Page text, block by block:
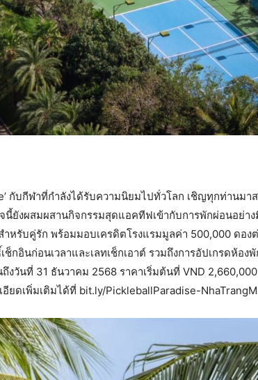
กับกีฬาที่กำลังได้รับความนิยมไปทั่วโลก เชิญทุกท่านมา
นี้ยังผสมผสานกิจกรรมสุดแอคทีฟเข้ากับการพักผ่อนอย่า
รับคู่รัก พร้อมมอบเครดิตโรงแรมมูลค่า 500,000 ดองต่
กอินก่อนเวลาและเลทเช็กเอาต์ รวมถึงการอัปเกรดห้อง
ถึงวันที่ 31 ธันวาคม 2568 ราคาเริ่มต้นที่ VND
ยดเพิ่มเติมได้ที่ bit.ly/PickleballParadise-